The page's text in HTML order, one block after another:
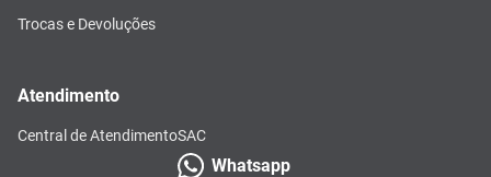
Trocas e Devoluções
Atendimento
Central de AtendimentoSAC
Whatsapp